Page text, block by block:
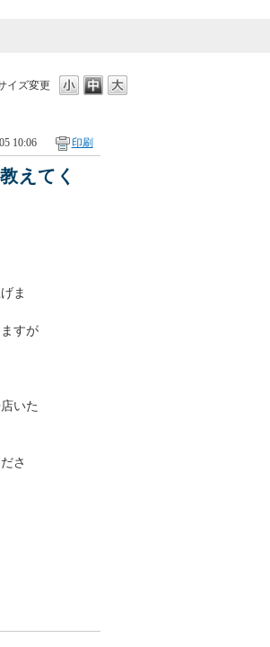
イズ変更
10:06 印刷
えてく
ま
すが
いた
さ